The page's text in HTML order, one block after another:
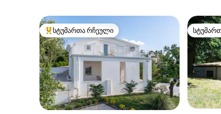
სტუმართა რჩეული მოწინავე ვარიანტი
სტუმართა რჩეული